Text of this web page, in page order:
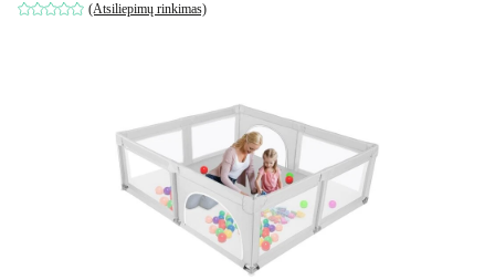
(Atsiliepimų rinkimas)